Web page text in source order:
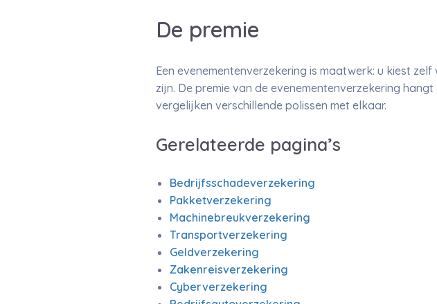
De premie
Een evenementenverzekering is maatwerk: u kiest
zijn. De premie van de evenementenverzekering
vergelijken verschillende polissen met elkaar.
Gerelateerde pagina’s
Bedrijfsschadeverzekering
Pakketverzekering
Machinebreukverzekering
Transportverzekering
Geldverzekering
Zakenreisverzekering
Cyberverzekering